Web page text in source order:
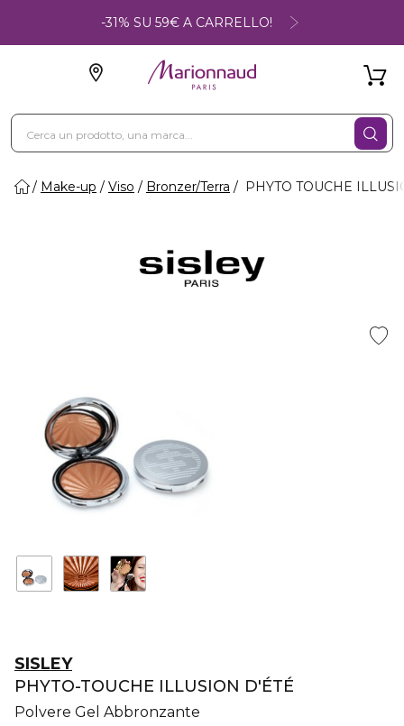
-31% SU 59€ A CARRELLO!
Make-up Viso Bronzer/Terra PHYTO TOUCHE
SISLEY
PHYTO-TOUCHE ILLUSION D'ÉTÉ
Polvere Gel Abbronzante